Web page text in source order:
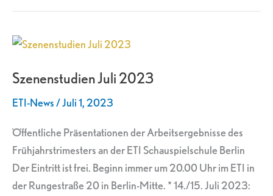
Szenenstudien Juli 2023
ETI-News/Juli 1, 2023
Öffentliche Präsentationen der Arbeitsergebnisse des
Frühjahrstrimesters an der ETI Schauspielschule Berlin
Der Eintritt ist frei. Beginn immer um 20.00 Uhr im ETI in
der Rungestraße 20 in Berlin-Mitte. * 14./15. Juli 2023:
Szenenstudien
2023